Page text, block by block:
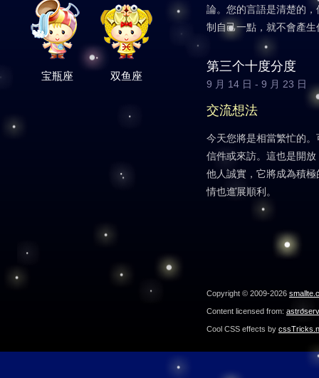
宝瓶座 双鱼座
論。您的言語是清楚的
制自己一點，就不會產生
第三个十度分度
9 月 14 日 - 9 月 23 日
交流想法
今天您將是相當繁忙的
信件或來訪。這也是開
他人誠實，它將成為積
情也進展順利。
Copyright © 2009-2026
Content licensed from:
Cool CSS effects by